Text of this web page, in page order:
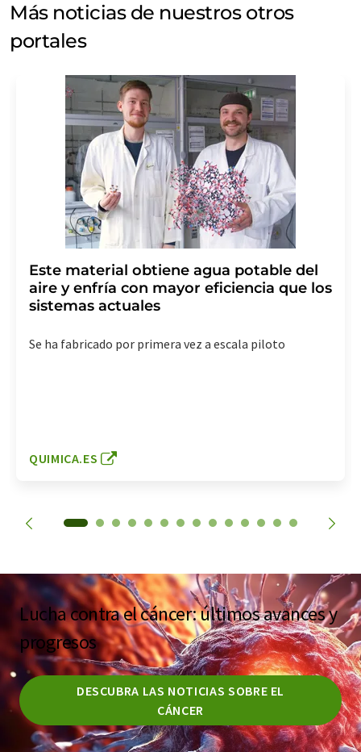
Más noticias de nuestros otros
portales
Este material obtiene agua potable del
aire y enfría con mayor eficiencia que los
sistemas actuales
Se ha fabricado por primera vez a escala piloto
QUIMICA.ES
Lucha contra el cáncer: últimos avances y
progresos
DESCUBRA LAS NOTICIAS SOBRE EL
CÁNCER